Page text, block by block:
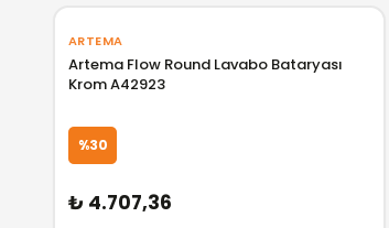
ARTEMA
Artema Flow Round Lavabo Bataryası
Krom A42923
%30
₺ 4.707,36